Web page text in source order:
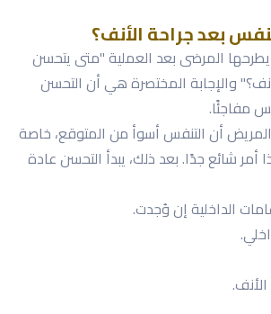
بعد جراحة الأنف؟
يطرحها المرضى بعد العملية "متى يتحسن
والإجابة المختصرة هي أن التحسن
مفاجئًا.
أن التنفس أسوأ من المتوقع، خاصة
أمر شائع جدًا. بعد ذلك، يبدأ التحسن عادة
الداخلية إن وُجدت.